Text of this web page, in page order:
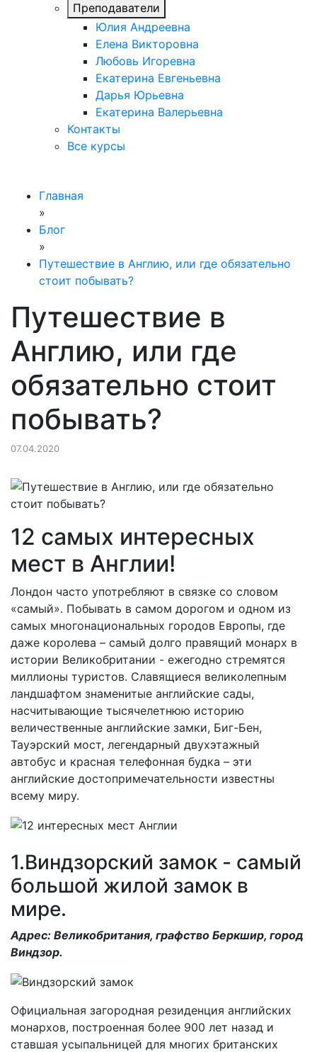
Преподаватели
Юлия Андреевна
Елена Викторовна
Любовь Игоревна
Екатерина Евгеньевна
Дарья Юрьевна
Екатерина Валерьевна
Контакты
Все курсы
Главная
»
Блог
»
Путешествие в Англию, или где обязательно
стоит побывать?
Путешествие в
Англию, или где
обязательно стоит
побывать?
07.04.2020
12 самых интересных
мест в Англии!
Лондон часто употребляют в связке со словом
«самый». Побывать в самом дорогом и одном из
самых многонациональных городов Европы, где
даже королева – самый долго правящий монарх в
истории Великобритании - ежегодно стремятся
миллионы туристов. Славящиеся великолепным
ландшафтом знаменитые английские сады,
насчитывающие тысячелетнюю историю
величественные английские замки, Биг-Бен,
Тауэрский мост, легендарный двухэтажный
автобус и красная телефонная будка – эти
английские достопримечательности известны
всему миру.
1.Виндзорский замок - самый
большой жилой замок в
мире.
Адрес: Великобритания, графство Беркшир, город
Виндзор.
Официальная загородная резиденция английских
монархов, построенная более 900 лет назад и
ставшая усыпальницей для многих британских